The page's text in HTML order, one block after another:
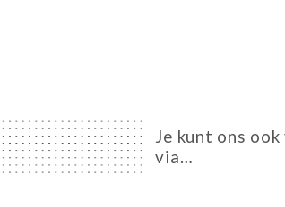
Je kunt ons ook
via…